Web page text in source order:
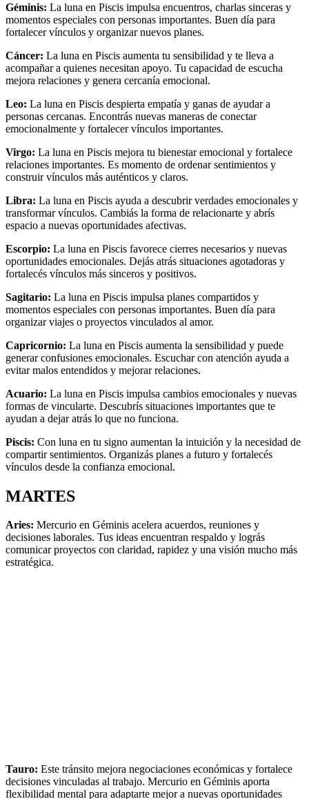
Géminis: La luna en Piscis impulsa encuentros, charlas sinceras y
momentos especiales con personas importantes. Buen día para
fortalecer vínculos y organizar nuevos planes.
Cáncer: La luna en Piscis aumenta tu sensibilidad y te lleva a
acompañar a quienes necesitan apoyo. Tu capacidad de escucha
mejora relaciones y genera cercanía emocional.
Leo: La luna en Piscis despierta empatía y ganas de ayudar a
personas cercanas. Encontrás nuevas maneras de conectar
emocionalmente y fortalecer vínculos importantes.
Virgo: La luna en Piscis mejora tu bienestar emocional y fortalece
relaciones importantes. Es momento de ordenar sentimientos y
construir vínculos más auténticos y claros.
Libra: La luna en Piscis ayuda a descubrir verdades emocionales y
transformar vínculos. Cambiás la forma de relacionarte y abrís
espacio a nuevas oportunidades afectivas.
Escorpio: La luna en Piscis favorece cierres necesarios y nuevas
oportunidades emocionales. Dejás atrás situaciones agotadoras y
fortalecés vínculos más sinceros y positivos.
Sagitario: La luna en Piscis impulsa planes compartidos y
momentos especiales con personas importantes. Buen día para
organizar viajes o proyectos vinculados al amor.
Capricornio: La luna en Piscis aumenta la sensibilidad y puede
generar confusiones emocionales. Escuchar con atención ayuda a
evitar malos entendidos y mejorar relaciones.
Acuario: La luna en Piscis impulsa cambios emocionales y nuevas
formas de vincularte. Descubrís situaciones importantes que te
ayudan a dejar atrás lo que no funciona.
Piscis: Con luna en tu signo aumentan la intuición y la necesidad de
compartir sentimientos. Organizás planes a futuro y fortalecés
vínculos desde la confianza emocional.
MARTES
Aries: Mercurio en Géminis acelera acuerdos, reuniones y
decisiones laborales. Tus ideas encuentran respaldo y lográs
comunicar proyectos con claridad, rapidez y una visión mucho más
estratégica.
Tauro: Este tránsito mejora negociaciones económicas y fortalece
decisiones vinculadas al trabajo. Mercurio en Géminis aporta
flexibilidad mental para adaptarte mejor a nuevas oportunidades